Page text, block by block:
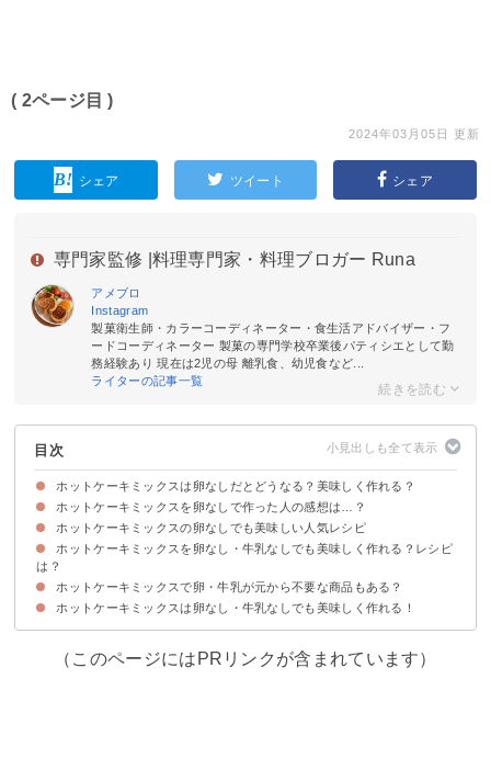
( 2ページ目 )
2024年03月05日 更新
シェア ツイート シェア
専門家監修 | 料理専門家・料理ブロガー Runa
アメブロ
Instagram
製菓衛生師・カラーコーディネーター・食生活アドバイザー・フ
ードコーディネーター 製菓の専門学校卒業後パティシエとして勤
務経験あり 現在は2児の母 離乳食、幼児食など...
ライターの記事一覧
目次
ホットケーキミックスは卵なしだとどうなる？美味しく作れる？
ホットケーキミックスに卵を入れる理由・効果
ホットケーキミックスは卵なしでも美味しく作れる！
ホットケーキミックスを卵なしで作った人の感想は…？
ホットケーキミックスの卵なしでも美味しい人気レシピ
①炊飯器で作る簡単ケーキ
②チョコスコーン
③レーズン入り蒸しパン
④レーズンクッキー
⑤コーヒー風味のシフォンケーキ
ホットケーキミックスを卵なし・牛乳なしでも美味しく作れる？レシピ
は？
①ドーナツ
②チョコマフィン
③クレープ
④電子レンジで作るヘルシービスケット
⑤どら焼き
ホットケーキミックスで卵・牛乳が元から不要な商品もある？
ホットケーキミックスは卵なし・牛乳なしでも美味しく作れる！
（このページにはPRリンクが含まれています）